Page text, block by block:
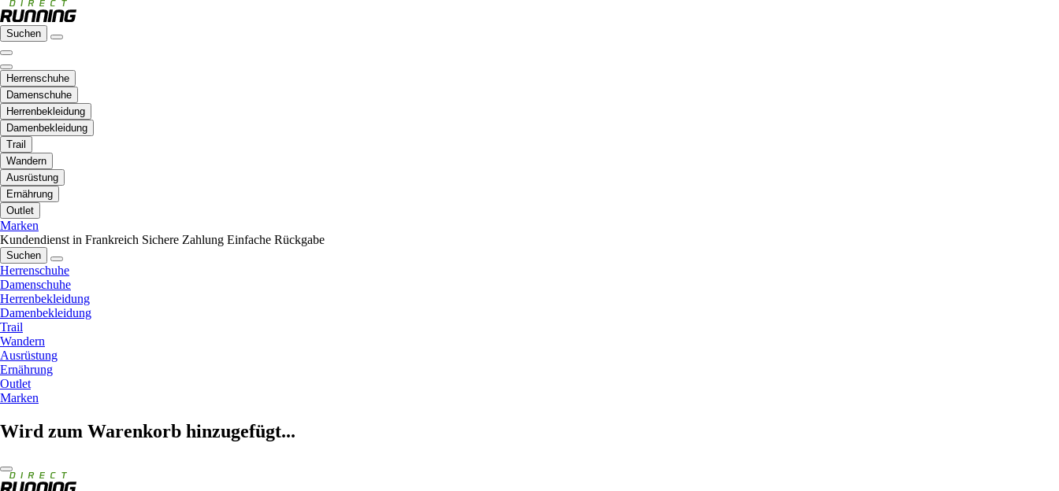
Suchen
Herrenschuhe
Damenschuhe
Herrenbekleidung
Damenbekleidung
Trail
Wandern
Ausrüstung
Ernährung
Outlet
Marken
Kundendienst in Frankreich Sichere Zahlung Einfache Rückgabe
Suchen
Herrenschuhe
Damenschuhe
Herrenbekleidung
Damenbekleidung
Trail
Wandern
Ausrüstung
Ernährung
Outlet
Marken
Wird zum Warenkorb hinzugefügt...